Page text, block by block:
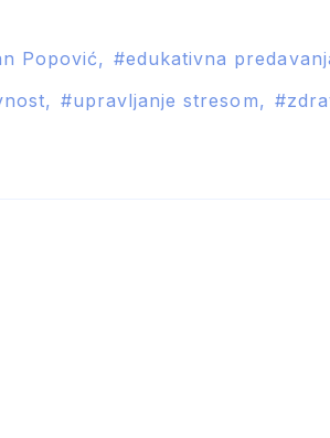
Popović edukativna
upravljanje stresom